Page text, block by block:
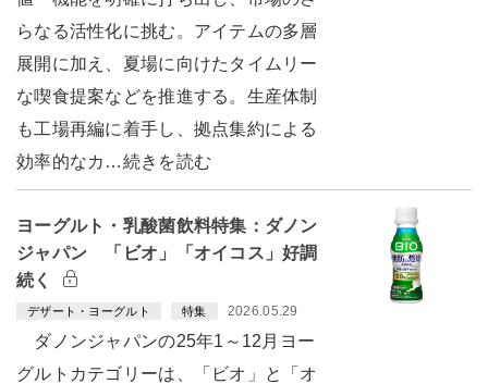
らなる活性化に挑む。アイテムの多層
展開に加え、夏場に向けたタイムリー
な喫食提案などを推進する。生産体制
も工場再編に着手し、拠点集約による
効率的なカ…続きを読む
ヨーグルト・乳酸菌飲料特集：ダノン
ジャパン 「ビオ」「オイコス」好調
続く
デザート・ヨーグルト 特集 2026.05.29
ダノンジャパンの25年1～12月ヨー
グルトカテゴリーは、「ビオ」と「オ